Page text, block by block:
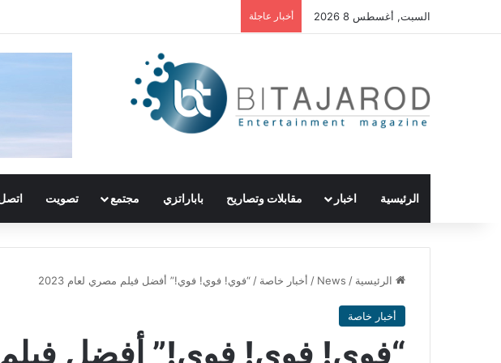
السبت, أغسطس 8 2026 أخبار عاجلة
الرئيسية اخبار مقابلات وتصاريح باباراتزي مجتمع تصويت اتصل
الرئيسية /
News
/ أخبار خاصة / “فوي! فوي! فوي!” أفضل فيلم مصري لعام 2023
أخبار خاصة
“فوي! فوي! فوي!” أفضل